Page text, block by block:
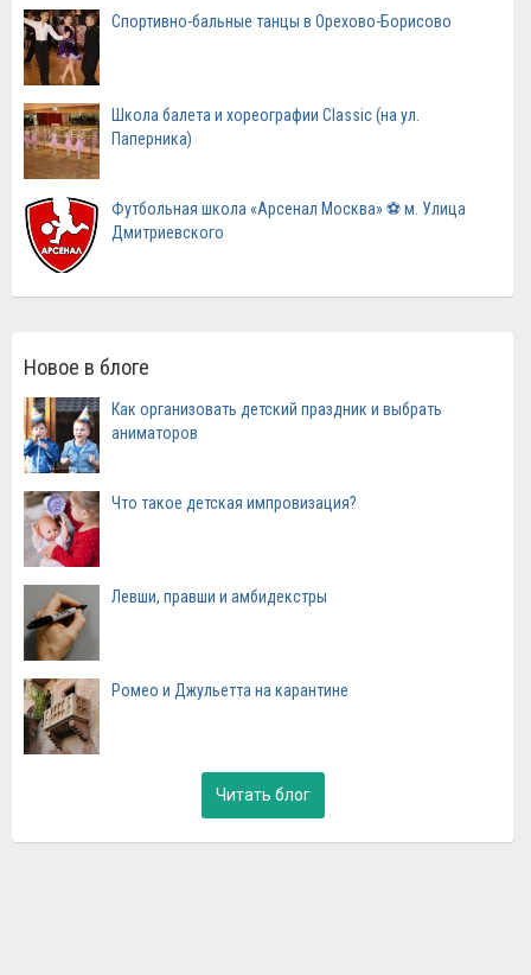
Спортивно-бальные танцы в Орехово-Борисово
Школа балета и хореографии Classic (на ул.
Паперника)
Футбольная школа «Арсенал Москва» ⚽ м. Улица
Дмитриевского
Новое в блоге
Как организовать детский праздник и выбрать
аниматоров
Что такое детская импровизация?
Левши, правши и амбидекстры
Ромео и Джульетта на карантине
Читать блог